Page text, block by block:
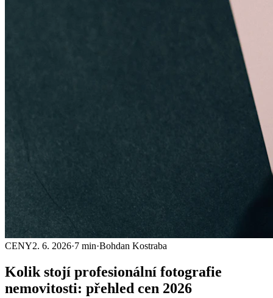
CENY2. 6. 2026·7 min·Bohdan Kostraba
Kolik stojí profesionální fotografie
nemovitosti: přehled cen 2026